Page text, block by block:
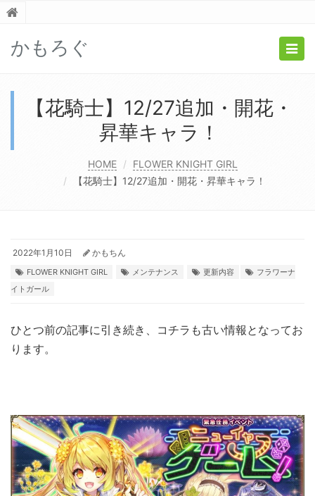
かもろぐ
【花騎士】12/27追加・開花・
昇華キャラ！
HOME
FLOWER KNIGHT GIRL
【花騎士】12/27追加・開花・昇華キャラ！
2022年1月10日 かもちん
FLOWER KNIGHT GIRL メンテナンス 更新内容
フラワーナ
イトガール
ひとつ前の記事に引き続き、コチラも古い情報となってお
ります。